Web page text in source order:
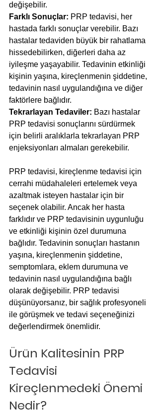
değişebilir.
Farklı Sonuçlar: PRP tedavisi, her
hastada farklı sonuçlar verebilir. Bazı
hastalar tedaviden büyük bir rahatlama
hissedebilirken, diğerleri daha az
iyileşme yaşayabilir. Tedavinin etkinliği
kişinin yaşına, kireçlenmenin şiddetine,
tedavinin nasıl uygulandığına ve diğer
faktörlere bağlıdır.
Tekrarlayan Tedaviler: Bazı hastalar
PRP tedavisi sonuçlarını sürdürmek
için belirli aralıklarla tekrarlayan PRP
enjeksiyonları almaları gerekebilir.
PRP tedavisi, kireçlenme tedavisi için
cerrahi müdahaleleri ertelemek veya
azaltmak isteyen hastalar için bir
seçenek olabilir. Ancak her hasta
farklıdır ve PRP tedavisinin uygunluğu
ve etkinliği kişinin özel durumuna
bağlıdır. Tedavinin sonuçları hastanın
yaşına, kireçlenmenin şiddetine,
semptomlara, eklem durumuna ve
tedavinin nasıl uygulandığına bağlı
olarak değişebilir. PRP tedavisi
düşünüyorsanız, bir sağlık profesyoneli
ile görüşmek ve tedavi seçeneğinizi
değerlendirmek önemlidir.
Ürün Kalitesinin PRP
Tedavisi
Kireçlenmedeki Önemi
Nedir?